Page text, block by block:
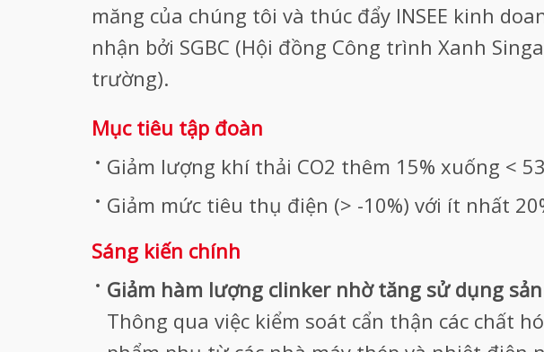
măng của chúng tôi và thúc đẩy INSEE kinh
nhận bởi SGBC (Hội đồng Công trình Xanh
trường).
Mục tiêu tập đoàn
Giảm lượng khí thải CO2 thêm 15% xuống <
Giảm mức tiêu thụ điện (> -10%) với ít nhất
Sáng kiến chính
Giảm hàm lượng clinker nhờ tăng sử dụng
Thông qua việc kiểm soát cẩn thận các chất